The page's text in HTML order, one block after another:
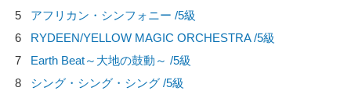
5
アフリカン・シンフォニー /5級
6
RYDEEN/YELLOW MAGIC ORCHESTRA/5級
7
Earth Beat～大地の鼓動～ /5級
8
シング・シング・シング /5級